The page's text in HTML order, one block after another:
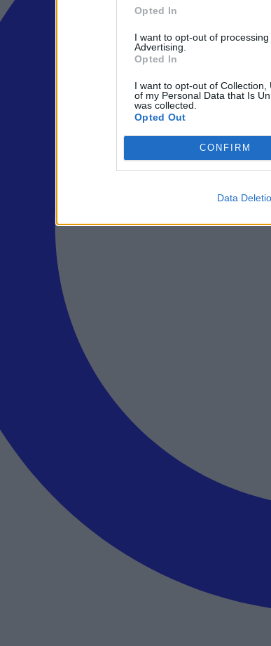
Opted In
I want to opt-out of
Advertising.
Opted In
I want to opt-out of
of my Personal Data that Is
was collected.
Opted Out
CONFIRM
Data